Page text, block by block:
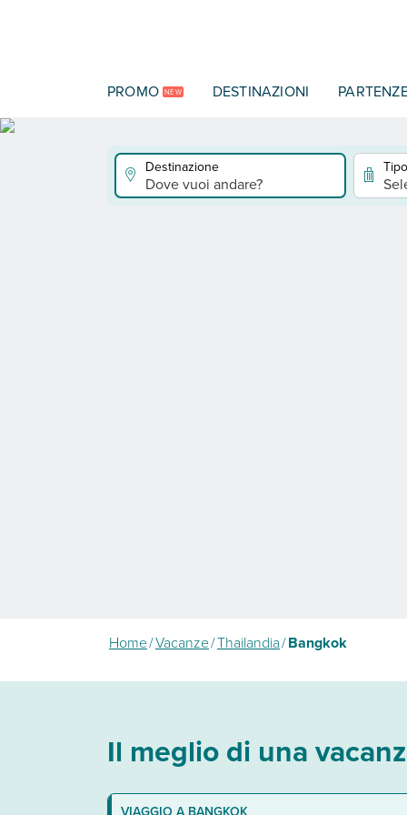
PROMO NEW DESTINAZIONI
Destinazione
Dove vuoi andare?
Home/Vacanze/Thailandia/Bangkok
Il meglio di una
Scegli l'hotel giusto per te
Vola a Bangkok con Eden
Esperienze indimenticabili